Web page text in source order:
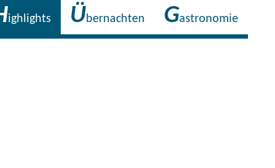
ighlights Übernachten Gastronomie